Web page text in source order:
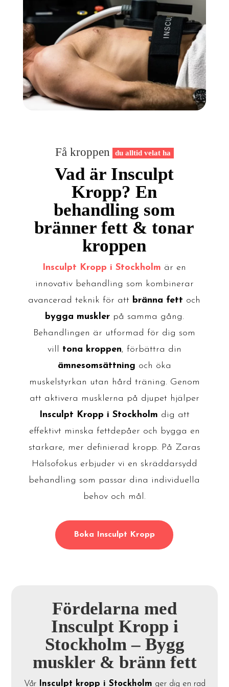
Få kroppen du alltid velat ha
Vad är Insculpt
Kropp? En
behandling som
bränner fett & tonar
kroppen
Insculpt Kropp i Stockholm är en
innovativ behandling som kombinerar
avancerad teknik för att bränna fett och
bygga musklerpå samma gång.
Behandlingen är utformad för dig som
vill tona kroppen, förbättra din
ämnesomsättning och öka
muskelstyrkan utan hård träning. Genom
att aktivera musklerna på djupet hjälper
Insculpt Kropp i Stockholm dig att
effektivt minska fettdepåer och bygga en
starkare, mer definierad kropp. På Zaras
Hälsofokus erbjuder vi en skräddarsydd
behandling som passar dina individuella
behov och mål.
Boka Insculpt Kropp
Fördelarna med
Insculpt Kropp i
Stockholm – Bygg
muskler & bränn fett
Vår Insculpt kropp i Stockholm ger dig en rad